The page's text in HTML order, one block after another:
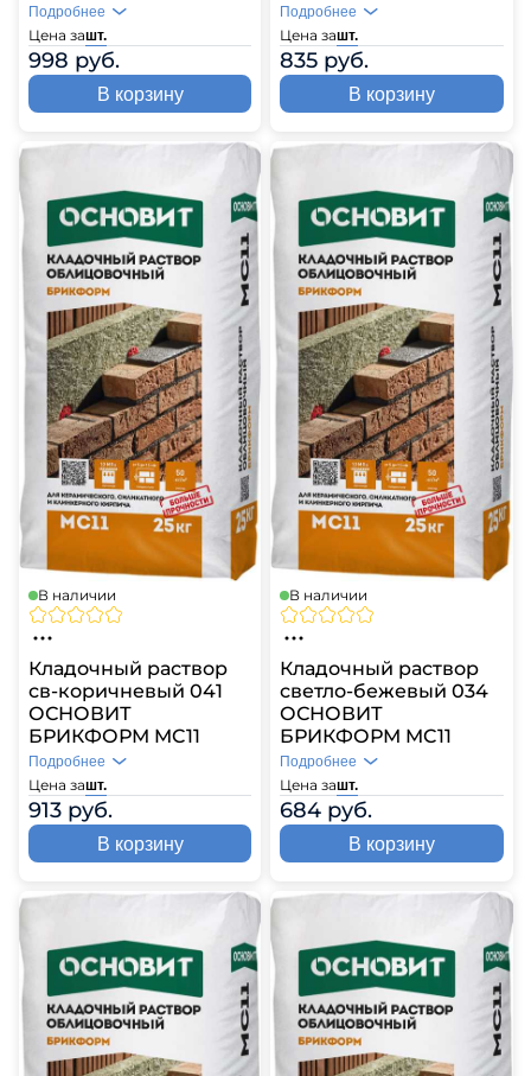
Цена зашт.
998 руб.
Подробнее
В корзину
Цена зашт.
835 руб.
Подробнее
В корзину
В наличии
Кладочный раствор
св-коричневый 041
ОСНОВИТ
БРИКФОРМ MC11
Цена зашт.
913 руб.
Подробнее
В корзину
В наличии
Кладочный раствор
светло-бежевый 034
ОСНОВИТ
БРИКФОРМ MC11
Цена зашт.
684 руб.
Подробнее
В корзину